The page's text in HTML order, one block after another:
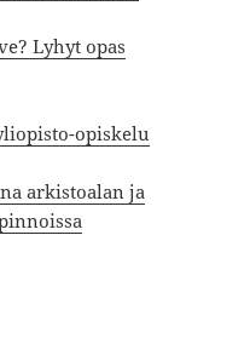
Lyhyt opas
opiskelu
arkistoalan ja